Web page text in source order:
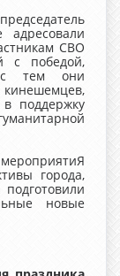
СВО
с победой,
тем они
поддержку
города,
новые